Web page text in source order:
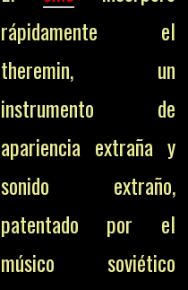
rápidamente el
theremin, un
instrumento de
apariencia extraña y
sonido extraño,
patentado por el
músico soviético